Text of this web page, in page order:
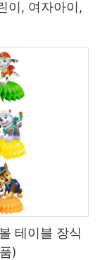
이, 여자아이,
테이블 장식
)